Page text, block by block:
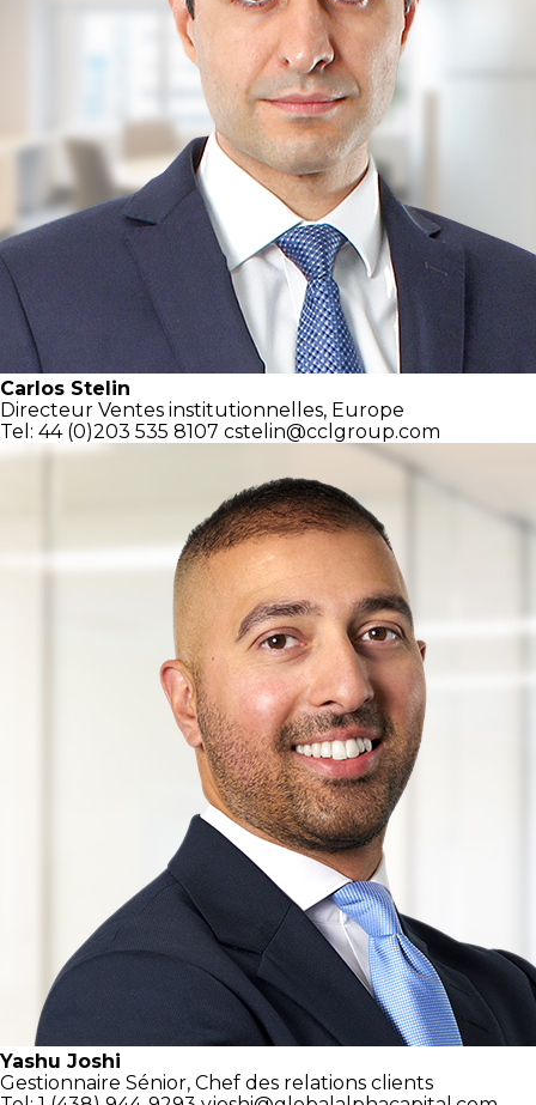
Carlos Stelin
Directeur Ventes institutionnelles, Europe
Tel: 44 (0)203 535 8107 cstelin@cclgroup.com
Yashu Joshi
Gestionnaire Sénior, Chef des relations clients